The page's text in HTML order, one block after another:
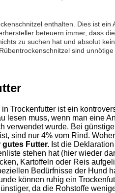
enthalten. Dies ist
beteuern immer, dass
zu suchen hat und absolut
sind
in Trockenfutter ist ein
lesen muss, wenn man eine
verwendet wurde. Bei
sind nur 4% vom Rind.
gutes Futter. Ist die
stehen hat (hier wieder
Kartoffeln oder Reis
Bedürfnisse der Hund
können ruhig ein
da die Rohstoffe